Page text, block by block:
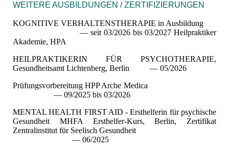
WEITERE AUSBILDUNGEN / ZERTIFIZIERUNGEN
KOGNITIVE VERHALTENSTHERAPIE in Ausbildung
— seit 03/2026 bis 03/2027 Heilpraktiker
Akademie, HPA
HEILPRAKTIKERIN FÜR PSYCHOTHERAPIE,
Gesundheitsamt Lichtenberg, Berlin — 05/2026
Prüfungsvorbereitung HPP Arche Medica
— 09/2025 bis 03/2026
MENTAL HEALTH FIRST AID - Ersthelferin für psychische
Gesundheit MHFA Ersthelfer-Kurs, Berlin, Zertifikat
Zentralinstitut für Seelisch Gesundheit
— 06/2025